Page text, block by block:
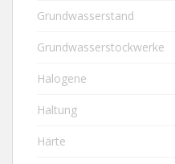
Grundwasserstand
Grundwasserstockwerke
Halogene
Haltung
Härte